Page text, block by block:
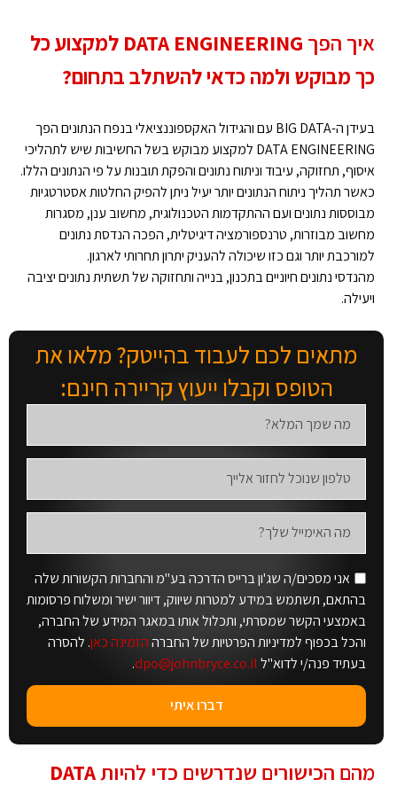
איך הפך
DATA ENGINEERING למקצוע כל
כך מבוקש ולמה כדאי להשתלב בתחום?
בעידן ה-BIG DATA עם והגידול האקספוננציאלי בנפח הנתונים הפך
DATA ENGINEERING למקצוע מבוקש בשל החשיבות שיש לתהליכי
איסוף, תחזוקה, עיבוד וניתוח נתונים והפקת תובנות על פי הנתונים הללו.
כאשר תהליך ניתוח הנתונים יותר יעיל ניתן להפיק החלטות אסטרטגיות
מבוססות נתונים ועם ההתקדמות הטכנולוגית, מחשוב ענן, מסגרות
מחשוב מבוזרות, טרנספורמציה דיגיטלית, הפכה הנדסת נתונים
למורכבת יותר וגם כזו שיכולה להעניק יתרון תחרותי לארגון.
מהנדסי נתונים חיוניים בתכנון, בנייה ותחזוקה של תשתית נתונים יציבה
ויעילה.
מתאים לכם לעבוד בהייטק? מלאו את
הטופס וקבלו ייעוץ קריירה חינם:
אני מסכים/ה שג'ון ברייס הדרכה בע"מ והחברות הקשורות שלה
בהתאם, תשתמש במידע למטרות שיווק, דיוור ישיר ומשלוח פרסומות
באמצעי הקשר שמסרתי, ותכלול אותו במאגר המידע של החברה,
והכל בכפוף למדיניות הפרטיות של החברההזמינה כאן. להסרה
בעתיד פנה/י לדוא"לdpo@johnbryce.co.il
.
דברו איתי
מהם הכישורים שנדרשים כדי להיותDATA